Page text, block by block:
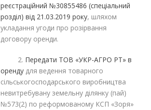
реєстраційний №30855486 (спеціальний
розділ) від 21.03.2019 року, шляхом
укладання угоди про розірвання
договору оренди.
2. Передати ТОВ «УКР-АГРО РТ» в
оренду для ведення товарного
сільськогосподарського виробництва
невитребувану земельну ділянку (пай)
№573(2) по реформованому КСП «Зоря»